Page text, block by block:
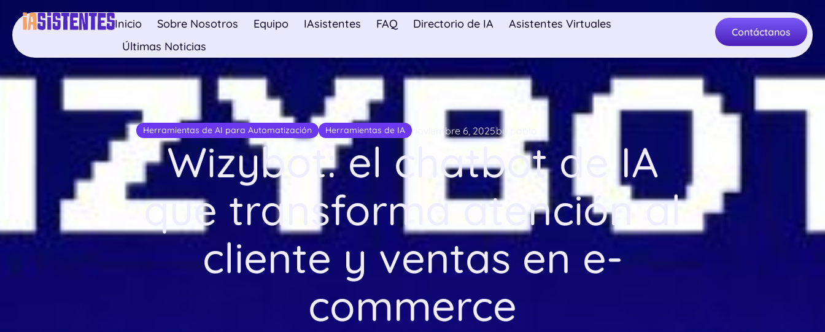
Inicio Sobre Nosotros Equipo IAsistentes FAQ Directorio de IA
Asistentes Virtuales
Últimas Noticias
Contáctanos
Herramientas de AI para Automatización Herramientas de IA noviembre 6, 2025by pablo
Wizybot: el chatbot de IA
que transforma atención al
cliente y ventas en e-
commerce